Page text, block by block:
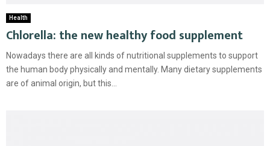
Health
Chlorella: the new healthy food supplement
Nowadays there are all kinds of nutritional supplements to support
the human body physically and mentally. Many dietary supplements
are of animal origin, but this...